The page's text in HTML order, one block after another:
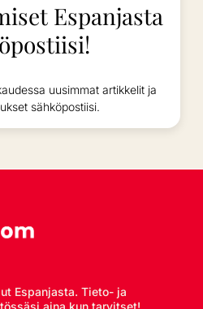
Espanjasta
uusimmat artikkelit ja
sähköpostiisi.
Espanjasta. Tieto- ja
aina kun tarvitset!